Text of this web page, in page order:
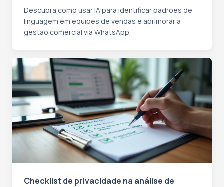
Descubra como usar IA para identificar padrões de
linguagem em equipes de vendas e aprimorar a
gestão comercial via WhatsApp.
Checklist de privacidade na análise de